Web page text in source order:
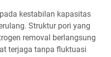
kestabilan kapasitas
Struktur pori yang
removal berlangsung
terjaga tanpa fluktuasi